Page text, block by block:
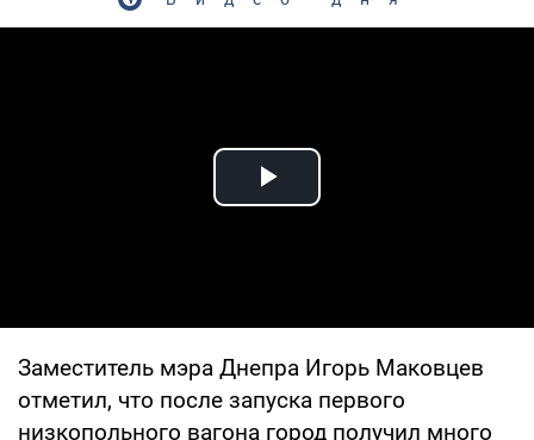
Play Video
Заместитель мэра Днепра Игорь Маковцев
отметил, что после запуска первого
низкопольного вагона город получил много